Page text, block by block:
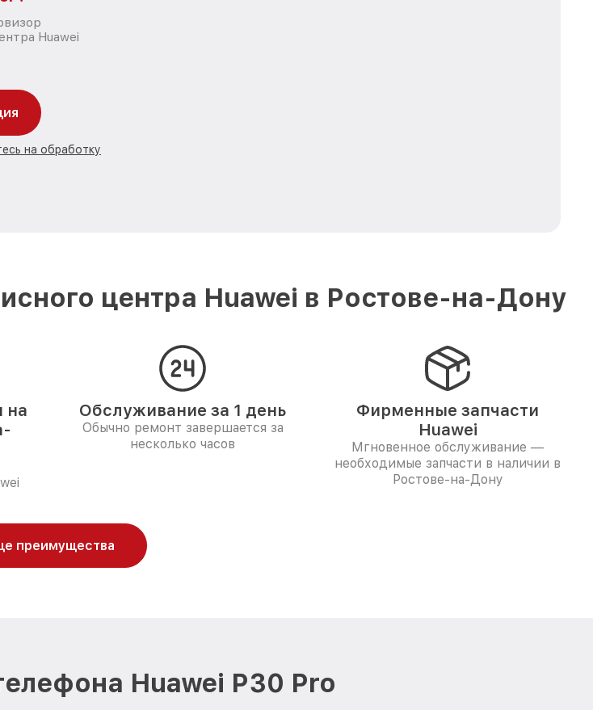
Huawei
на обработку
центра Huawei в Ростове-на-Дону
на
Обслуживание за 1 день
Обычно ремонт завершается за
несколько часов
Фирменные запчасти
Huawei
Мгновенное обслуживание —
необходимые запчасти в наличии в
Ростове-на-Дону
преимущества
Huawei P30 Pro